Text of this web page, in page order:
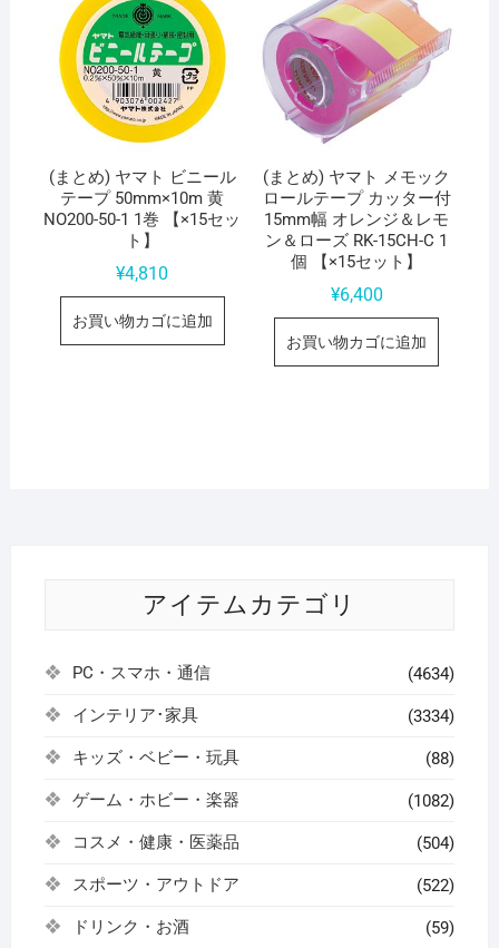
(まとめ) ヤマト ビニール
テープ 50mm×10m 黄
NO200-50-1 1巻 【×15セッ
ト】
¥4,810
お買い物カゴに追加
(まとめ) ヤマト メモック
ロールテープ カッター付
15mm幅 オレンジ＆レモ
ン＆ローズ RK-15CH-C 1
個 【×15セット】
¥6,400
お買い物カゴに追加
アイテムカテゴリ
PC・スマホ・通信 (4634)
インテリア･家具 (3334)
キッズ・ベビー・玩具 (88)
ゲーム・ホビー・楽器 (1082)
コスメ・健康・医薬品 (504)
スポーツ・アウトドア (522)
ドリンク・お酒 (59)